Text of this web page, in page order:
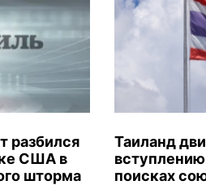
разбился
США в
шторма
Таиланд
поисках